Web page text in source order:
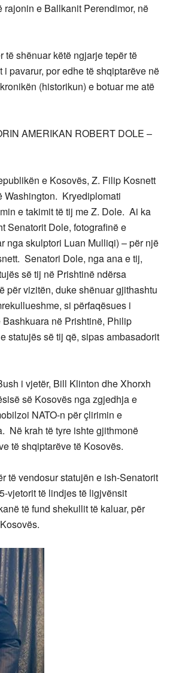
e Ballkanit Perendimor, në
të shënuar këtë ngjarje tepër të
pavarur, por edhe të shqiptarëve në
(historikun) e botuar me atë
AMERIKAN ROBERT DOLE –
e Kosovës, Z. Filip Kosnett
Washington. Kryediplomati
e takimit të tij me Z. Dole. Ai ka
Senatorit Dole, fotografinë e
nga skulptori Luan Mulliqi) – për një
Senatori Dole, nga ana e tij,
së tij në Prishtinë ndërsa
për vizitën, duke shënuar gjithashtu
si përfaqësues i
në Prishtinë, Philip
statujës së tij që, sipas ambasadorit
i vjetër, Bill Klinton dhe Xhorxh
së Kosovës nga zgjedhja e
NATO-n për çlirimin e
Në krah të tyre ishte gjithmonë
të shqiptarëve të Kosovës.
të vendosur statujën e ish-Senatorit
vjetorit të lindjes të ligjvënsit
të fund shekullit të kaluar, për